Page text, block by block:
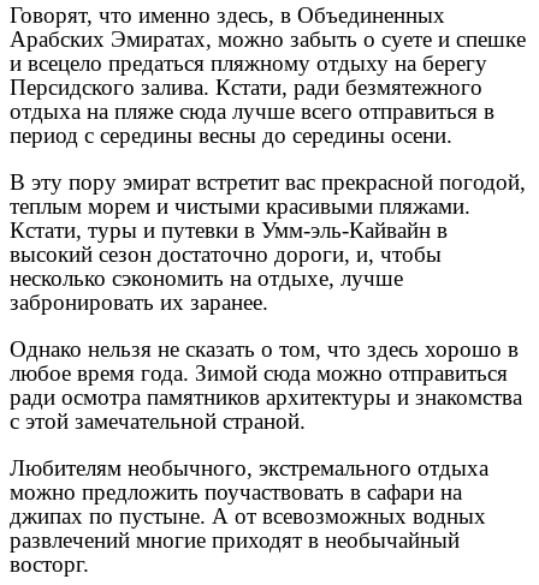
Говорят, что именно здесь, в Объединенных
Арабских Эмиратах, можно забыть о суете и спешке
и всецело предаться пляжному отдыху на берегу
Персидского залива. Кстати, ради безмятежного
отдыха на пляже сюда лучше всего отправиться в
период с середины весны до середины осени.
В эту пору эмират встретит вас прекрасной погодой,
теплым морем и чистыми красивыми пляжами.
Кстати, туры и путевки в Умм-эль-Кайвайн в
высокий сезон достаточно дороги, и, чтобы
несколько сэкономить на отдыхе, лучше
забронировать их заранее.
Однако нельзя не сказать о том, что здесь хорошо в
любое время года. Зимой сюда можно отправиться
ради осмотра памятников архитектуры и знакомства
с этой замечательной страной.
Любителям необычного, экстремального отдыха
можно предложить поучаствовать в сафари на
джипах по пустыне. А от всевозможных водных
развлечений многие приходят в необычайный
восторг.